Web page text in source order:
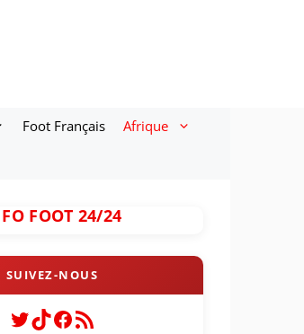
Foot Français Afrique
FOOT 24/24
Twitter
TikTok
Facebook
Flux RSS